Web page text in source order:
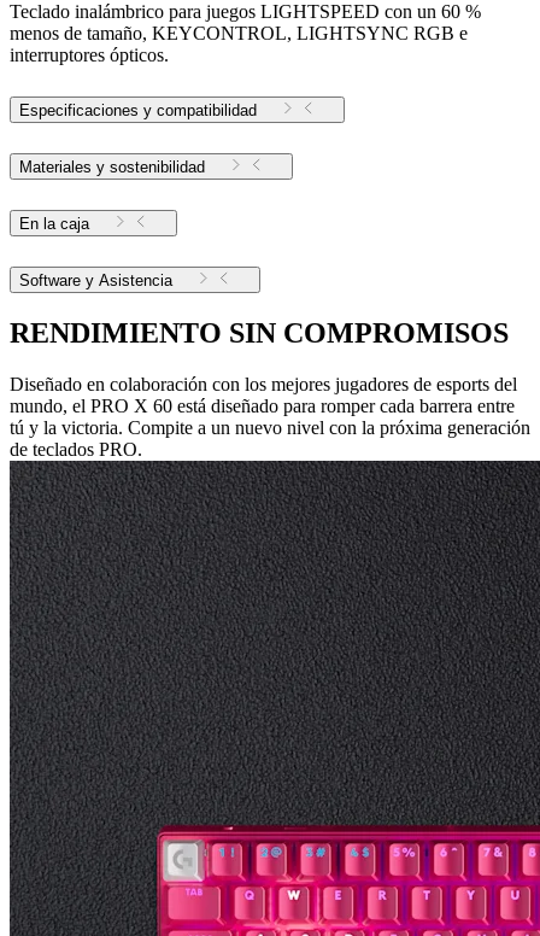
Teclado inalámbrico para juegos LIGHTSPEED con un 60 %
menos de tamaño, KEYCONTROL, LIGHTSYNC RGB e
interruptores ópticos.
Especificaciones y compatibilidad
Materiales y sostenibilidad
En la caja
Software y Asistencia
RENDIMIENTO SIN COMPROMISOS
Diseñado en colaboración con los mejores jugadores de esports del
mundo, el PRO X 60 está diseñado para romper cada barrera entre
tú y la victoria. Compite a un nuevo nivel con la próxima generación
de teclados PRO.